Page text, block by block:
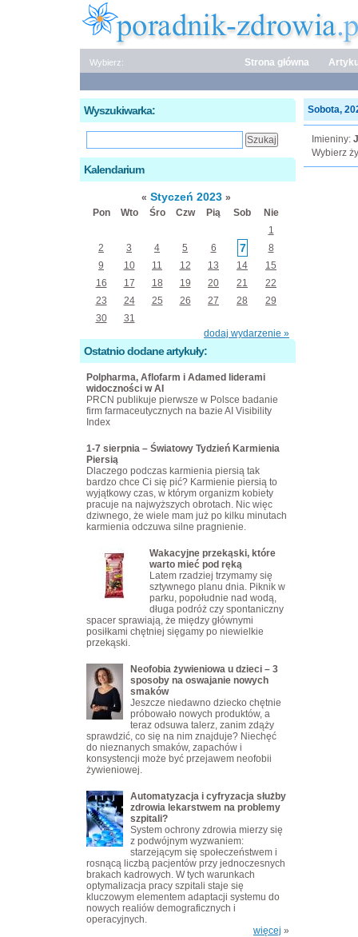
Wybierz: Strona główna
Sobota,
Imieniny:
Wybierz
Wyszukiwarka:
Kalendarium
« Styczeń 2023 »
Pon
Wto Śro Czw Pią Sob
Nie
1
2
3 4 5 6 7
8
9
10 11 12 13 14
15
16
17 18 19 20 21
22
23
24 25 26 27 28
29
30
31
dodaj wydarzenie »
Ostatnio dodane artykuły:
Polpharma, Aflofarm i Adamed liderami
widoczności w AI
PRCN publikuje pierwsze w Polsce badanie
firm farmaceutycznych na bazie AI Visibility
Index
1-7 sierpnia – Światowy Tydzień Karmienia
Piersią
Dlaczego podczas karmienia piersią tak
bardzo chce Ci się pić? Karmienie piersią to
wyjątkowy czas, w którym organizm kobiety
pracuje na najwyższych obrotach. Nic więc
dziwnego, że wiele mam już po kilku minutach
karmienia odczuwa silne pragnienie.
Wakacyjne przekąski, które
warto mieć pod ręką
Latem rzadziej trzymamy się
sztywnego planu dnia. Piknik w
parku, popołudnie nad wodą,
długa podróż czy spontaniczny
spacer sprawiają, że między głównymi
posiłkami chętniej sięgamy po niewielkie
przekąski.
Neofobia żywieniowa u dzieci – 3
sposoby na oswajanie nowych
smaków
Jeszcze niedawno dziecko chętnie
próbowało nowych produktów, a
teraz odsuwa talerz, zanim zdąży
sprawdzić, co się na nim znajduje? Niechęć
do nieznanych smaków, zapachów i
konsystencji może być przejawem neofobii
żywieniowej.
Automatyzacja i cyfryzacja służby
zdrowia lekarstwem na problemy
szpitali?
System ochrony zdrowia mierzy się
z podwójnym wyzwaniem:
starzejącym się społeczeństwem i
rosnącą liczbą pacjentów przy jednoczesnych
brakach kadrowych. W tych warunkach
optymalizacja pracy szpitali staje się
kluczowym elementem adaptacji systemu do
nowych realiów demograficznych i
operacyjnych.
więcej »